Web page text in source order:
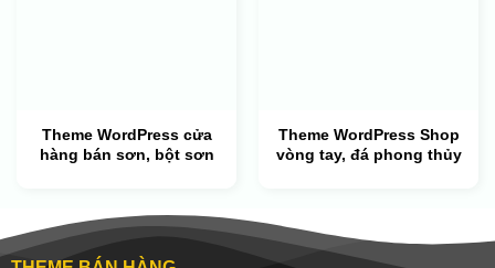
Theme WordPress cửa
hàng bán sơn, bột sơn
Theme WordPress Shop
vòng tay, đá phong thủy